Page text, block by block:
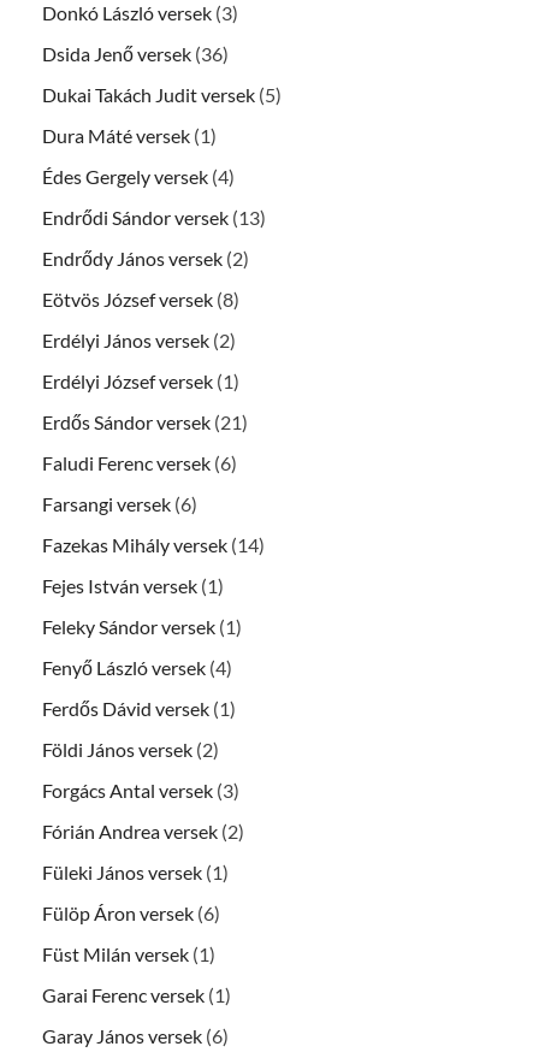
Donkó László versek (3)
Dsida Jenő versek (36)
Dukai Takách Judit versek (5)
Dura Máté versek (1)
Édes Gergely versek (4)
Endrődi Sándor versek (13)
Endrődy János versek (2)
Eötvös József versek (8)
Erdélyi János versek (2)
Erdélyi József versek (1)
Erdős Sándor versek (21)
Faludi Ferenc versek (6)
Farsangi versek (6)
Fazekas Mihály versek (14)
Fejes István versek (1)
Feleky Sándor versek (1)
Fenyő László versek (4)
Ferdős Dávid versek (1)
Földi János versek (2)
Forgács Antal versek (3)
Fórián Andrea versek (2)
Füleki János versek (1)
Fülöp Áron versek (6)
Füst Milán versek (1)
Garai Ferenc versek (1)
Garay János versek (6)